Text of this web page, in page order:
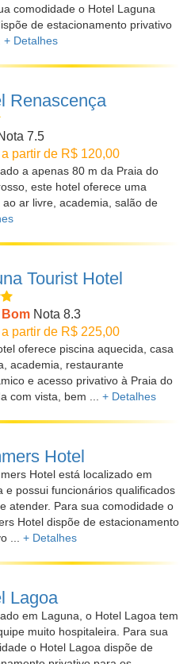
comodidade o Hotel Laguna
de estacionamento privativo
+ Detalhes
Renascença
7.5
partir de R$ 120,00
a apenas 80 m da Praia do
este hotel oferece uma
ao ar livre, academia, salão de
Tourist Hotel
Bom Nota 8.3
partir de R$ 225,00
oferece piscina aquecida, casa
academia, restaurante
e acesso privativo à Praia do
com vista, bem ... + Detalhes
Hotel
Hotel está localizado em
e possui funcionários qualificados
atender. Para sua comodidade o
Hotel dispõe de estacionamento
... + Detalhes
Lagoa
em Laguna, o Hotel Lagoa tem
muito hospitaleira. Para sua
o Hotel Lagoa dispõe de